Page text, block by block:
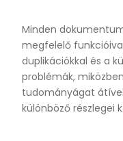
Minden
megfelelő
duplikációkkal és a
problémák,
tudományágat
különböző részlegei